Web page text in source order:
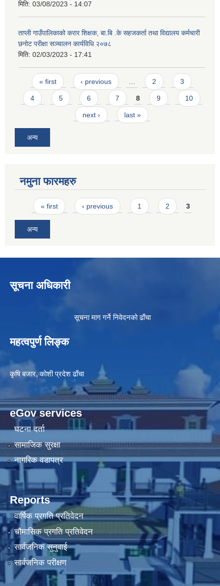
मिति: 03/08/2023 - 14:07
ताप्ली गाउँपालिकाको करार शिक्षक, बा.बि .के सहजकर्ता तथा विद्यालय कर्मचारी
छनोट परीक्षा सञ्चालन कार्यविधि २०७८
मिति: 02/03/2023 - 17:41
Pages
« first ‹ previous 2 3
4 5 6 7 8 9 10
next › last »
अन्य
नमुना फारमहरु
Pages
« first ‹ previous 1 2 3
अन्य
सूचना अधिकारी
सूचना माग गर्ने निवेदनको ढाँचा
महत्वपुर्ण लिङ्क
कृषि बजार, कोशी प्रदेश ढाँचा
eGov services
घटना दर्ता
सामाजिक सुरक्षा
नागरिक वडापत्र
Reports
वार्षिक प्रगति प्रतिवेदन
चौमासिक प्रगति प्रतिवेदन
सार्वजनिक सुनुवाई
सार्वजनिक परीक्षण